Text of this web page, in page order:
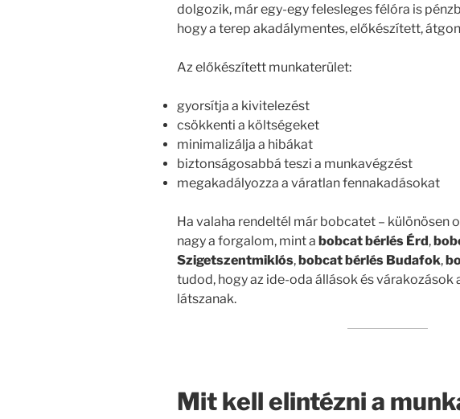
dolgozik, már egy-egy felesleges félóra is
hogy a terep akadálymentes, előkészített,
Az előkészített munkaterület:
gyorsítja a kivitelezést
csökkenti a költségeket
minimalizálja a hibákat
biztonságosabbá teszi a munkavégzést
megakadályozza a váratlan fennakadásokat
Ha valaha rendeltél már bobcatet – különösen
nagy a forgalom, mint a bobcat bérlés Érd,
Szigetszentmiklós,bobcat bérlés Budafok,
tudod, hogy az ide-oda állások és várakozások
látszanak.
Mit kell elintézni a